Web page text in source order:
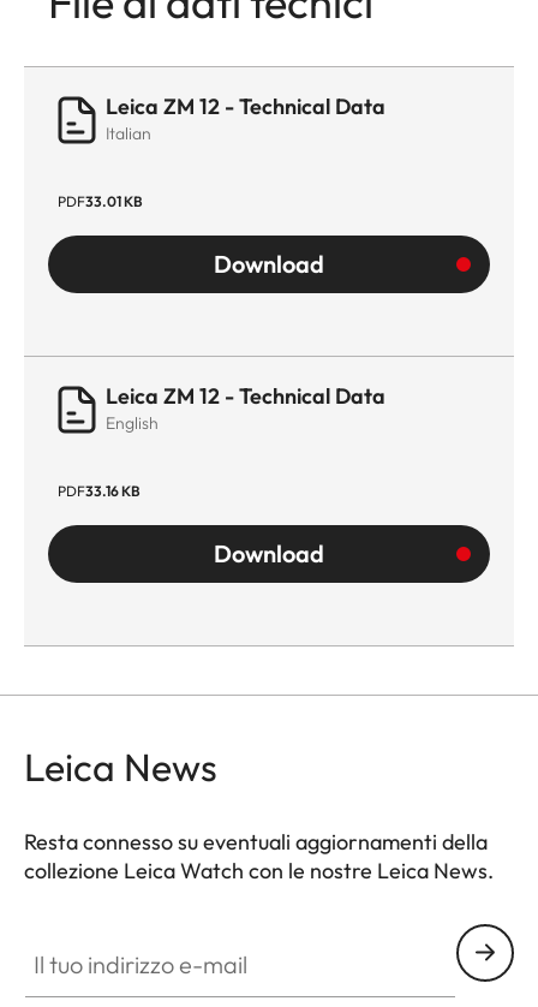
Leica ZM 12 - Technical Data
Italian
PDF33.01 KB
Download
Leica ZM 12 - Technical Data
English
PDF33.16 KB
Download
Leica News
Resta connesso su eventuali aggiornamenti della
collezione Leica Watch con le nostre Leica News.